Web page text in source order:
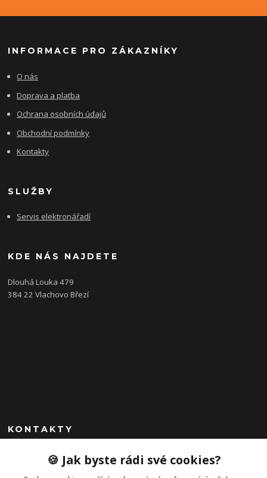
INFORMACE PRO ZÁKAZNÍKY
O nás
Doprava a platba
Ochrana osobních údajů
Obchodní podmínky
Kontakty
SLUŽBY
Servis elektronářadí
KDE NÁS NAJDETE
Dlouhá Louka 479
384 22 Vlachovo Březí
KONTAKTY
+420 792 757 523🍪 Jak byste rádi své cookies?